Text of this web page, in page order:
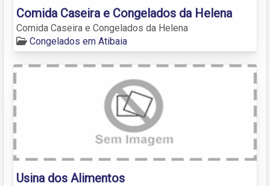
Comida Caseira e Congelados da Helena
Comida Caseira e Congelados da Helena
Congelados em Atibaia
Usina dos Alimentos